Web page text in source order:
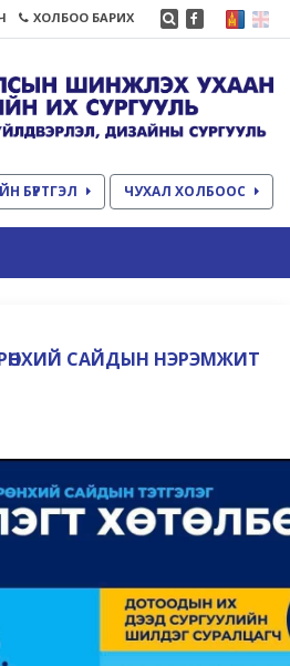
ХОЛБОО БАРИХ
БҮРТГЭЛ ЧУХАЛ ХОЛБООС
САЙДЫН НЭРЭМЖИТ